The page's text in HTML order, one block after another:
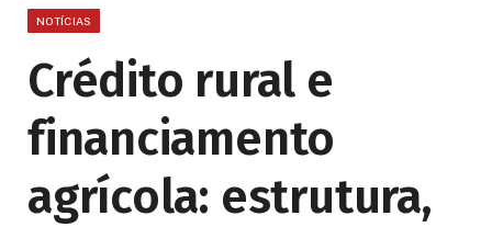
NOTÍCIAS
Crédito rural e
financiamento
agrícola: estrutura,